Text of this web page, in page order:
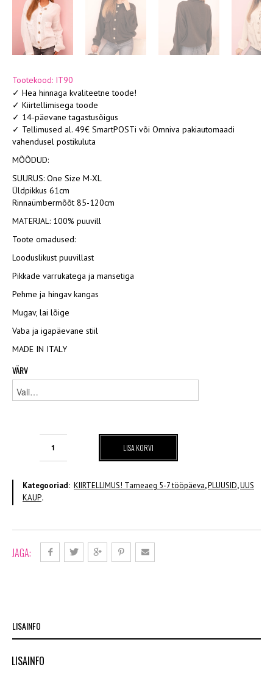
Tootekood: IT90
✓ Hea hinnaga kvaliteetne toode!
✓ Kiirtellimisega toode
✓ 14-päevane tagastusõigus
✓ Tellimused al. 49€ SmartPOSTi või Omniva pakiautomaadi
vahendusel postikuluta
MÕÕDUD:
SUURUS: One Size M-XL
Üldpikkus 61cm
Rinnaümbermõõt 85-120cm
MATERJAL: 100% puuvill
Toote omadused:
Looduslikust puuvillast
Pikkade varrukatega ja mansetiga
Pehme ja hingav kangas
Mugav, lai lõige
Vaba ja igapäevane stiil
MADE IN ITALY
VÄRV
LISA KORVI
Kategooriad: KIIRTELLIMUS! Tarneaeg 5-7 tööpäeva,PLUUSID,UUS
KAUP.
JAGA:
LISAINFO
LISAINFO